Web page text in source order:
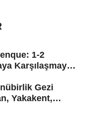
1-2
Karşılaşmayı
Gezi
Yakakent,